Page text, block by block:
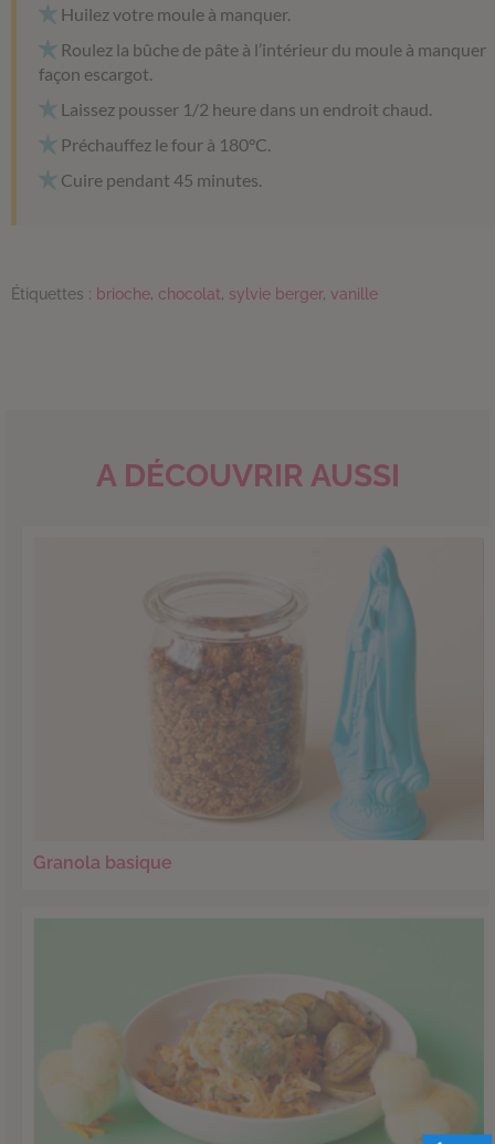
Huilez votre moule à manquer.
Roulez la bûche de pâte à l’intérieur du moule à manquer
façon escargot.
Laissez pousser 1/2 heure dans un endroit chaud.
Préchauffez le four à 180°C.
Cuire pendant 45 minutes.
Étiquettes : brioche, chocolat, sylvie berger, vanille
A DÉCOUVRIR AUSSI
Granola basique